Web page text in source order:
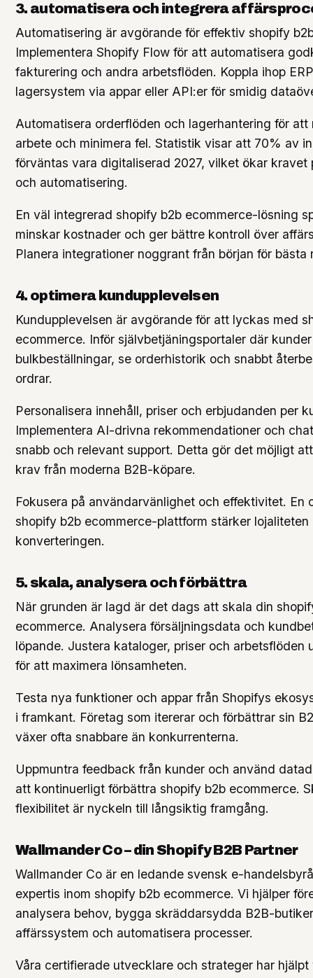
3. automatisera och integrera
Automatisering är avgörande för effektiv shopify
Implementera Shopify Flow för att automatisera
fakturering och andra arbetsflöden. Koppla ihop
lagersystem via appar eller API:er för smidig
Automatisera orderflöden och lagerhantering för att
arbete och minimera fel. Statistik visar att 70% av
förväntas vara digitaliserad 2027, vilket ökar kravet
och automatisering.
En väl integrerad shopify b2b ecommerce-lösning
minskar kostnader och ger bättre kontroll över
Planera integrationer noggrant från början för bästa
4. optimera kundupplevelsen
Kundupplevelsen är avgörande för att lyckas med
ecommerce. Inför självbetjäningsportaler där
bulkbeställningar, se orderhistorik och snabbt
ordrar.
Personalisera innehåll, priser och erbjudanden per
Implementera AI-drivna rekommendationer och
snabb och relevant support. Detta gör det möjligt
krav från moderna B2B-köpare.
Fokusera på användarvänlighet och effektivitet. En
shopify b2b ecommerce-plattform stärker lojaliteten
konverteringen.
5. skala, analysera och förbättra
När grunden är lagd är det dags att skala din
ecommerce. Analysera försäljningsdata och
löpande. Justera kataloger, priser och arbetsflöden
för att maximera lönsamheten.
Testa nya funktioner och appar från Shopifys
i framkant. Företag som itererar och förbättrar sin
växer ofta snabbare än konkurrenterna.
Uppmuntra feedback från kunder och använd
att kontinuerligt förbättra shopify b2b ecommerce.
flexibilitet är nyckeln till långsiktig framgång.
Wallmander Co – din Shopify B2B Partner
Wallmander Co är en ledande svensk e-
expertis inom shopify b2b ecommerce. Vi hjälper
analysera behov, bygga skräddarsydda B2B-
affärssystem och automatisera processer.
Våra certifierade utvecklare och strateger har hjälpt